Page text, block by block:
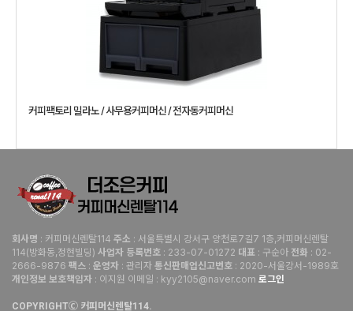
커피팩토리 밀라노 / 사무용커피머신 / 전자동커피머신
회사명 : 커피머신렌탈114 주소 : 서울특별시 강서구 양천로7길7 1층,커피머신렌탈
114(방화동,정현빌딩) 사업자 등록번호 : 233-07-01272 대표 : 구순아 전화 : 02-
2666-9876 팩스 : 운영자 : 관리자 통신판매업신고번호 : 2020-서울강서-1989호
개인정보 보호책임자 : 이지원 이메일 : kyy2105@naver.com 로그인
COPYRIGHTⒸ 커피머신렌탈114.